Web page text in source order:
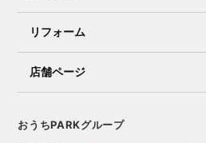
リフォーム
店舗ページ
おうちPARKグループ